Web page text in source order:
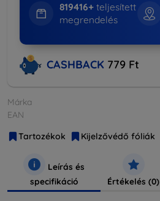
819416+teljesített
megrendelés
CASHBACK 779 Ft
Márka
EAN
Tartozékok
Kijelzővédő fóliák
Leírás és
specifikáció
Értékelés (0)